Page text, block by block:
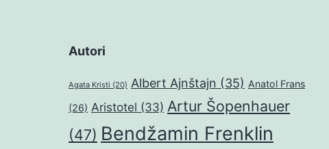
Autori
Agata Kristi (20) Albert Ajnštajn (35) Anatol Frans
(26) Aristotel (33) Artur Šopenhauer
(47) Bendžamin Frenklin